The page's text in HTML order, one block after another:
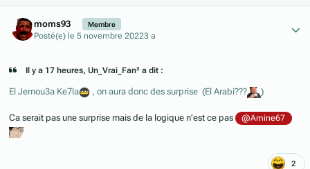
moms93 Membre
Posté(e) le 5 novembre 20223 a
Il y a 17 heures, Un_Vrai_Fan² a dit :
El Jemou3a Ke7la , on aura donc des surprise (El Arabi??? )
Ca serait pas une surprise mais de la logique n'est ce pas @Amine67
2